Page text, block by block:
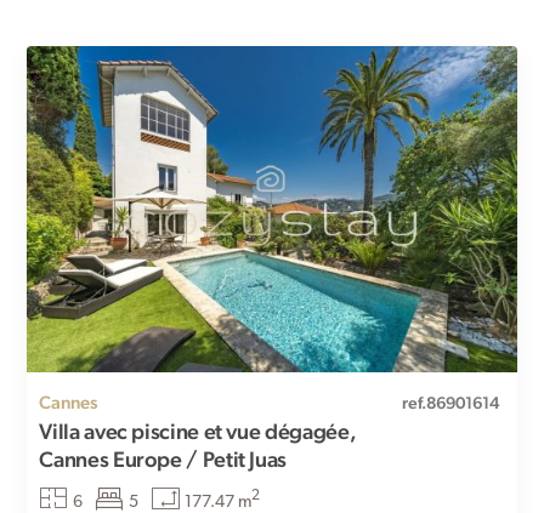
Cannes ref.86901614
Villa avec piscine et vue dégagée,
Cannes Europe / Petit Juas
6 5 177.47 m2